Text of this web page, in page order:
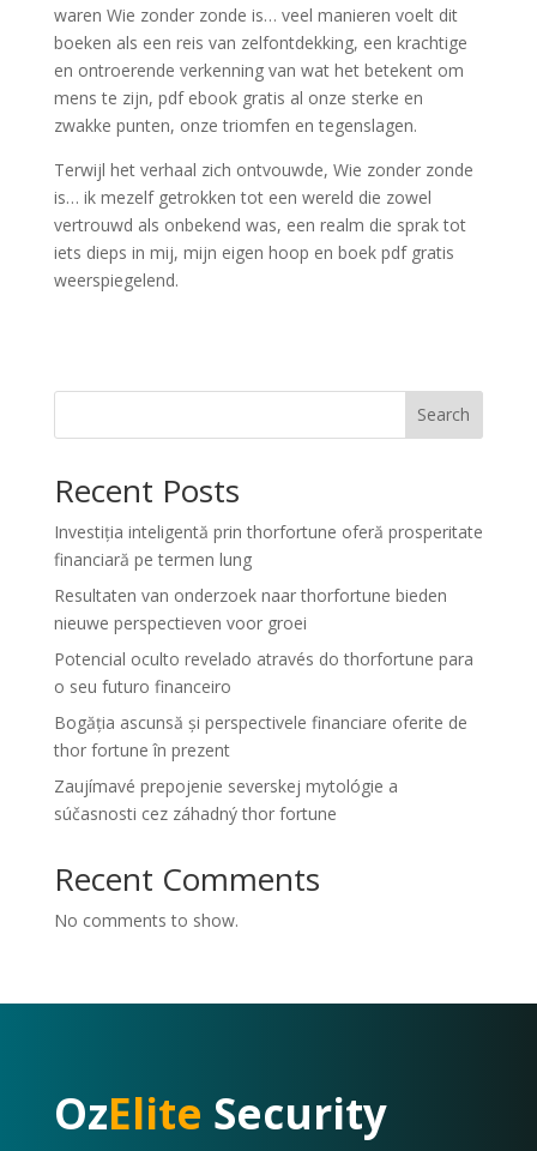
waren Wie zonder zonde is… veel manieren voelt dit
boeken als een reis van zelfontdekking, een krachtige
en ontroerende verkenning van wat het betekent om
mens te zijn, pdf ebook gratis al onze sterke en
zwakke punten, onze triomfen en tegenslagen.
Terwijl het verhaal zich ontvouwde, Wie zonder zonde
is… ik mezelf getrokken tot een wereld die zowel
vertrouwd als onbekend was, een realm die sprak tot
iets dieps in mij, mijn eigen hoop en boek pdf gratis
weerspiegelend.
Search
Recent Posts
Investiția inteligentă prin thorfortune oferă prosperitate
financiară pe termen lung
Resultaten van onderzoek naar thorfortune bieden
nieuwe perspectieven voor groei
Potencial oculto revelado através do thorfortune para
o seu futuro financeiro
Bogăția ascunsă și perspectivele financiare oferite de
thor fortune în prezent
Zaujímavé prepojenie severskej mytológie a
súčasnosti cez záhadný thor fortune
Recent Comments
No comments to show.
OzElite Security